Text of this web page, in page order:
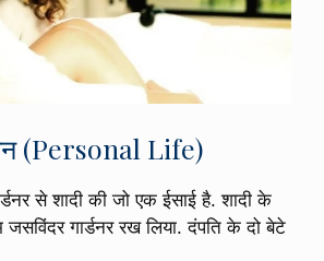
(Personal Life)
से शादी की जो एक ईसाई है. शादी के
गार्डनर रख लिया. दंपति के दो बेटे